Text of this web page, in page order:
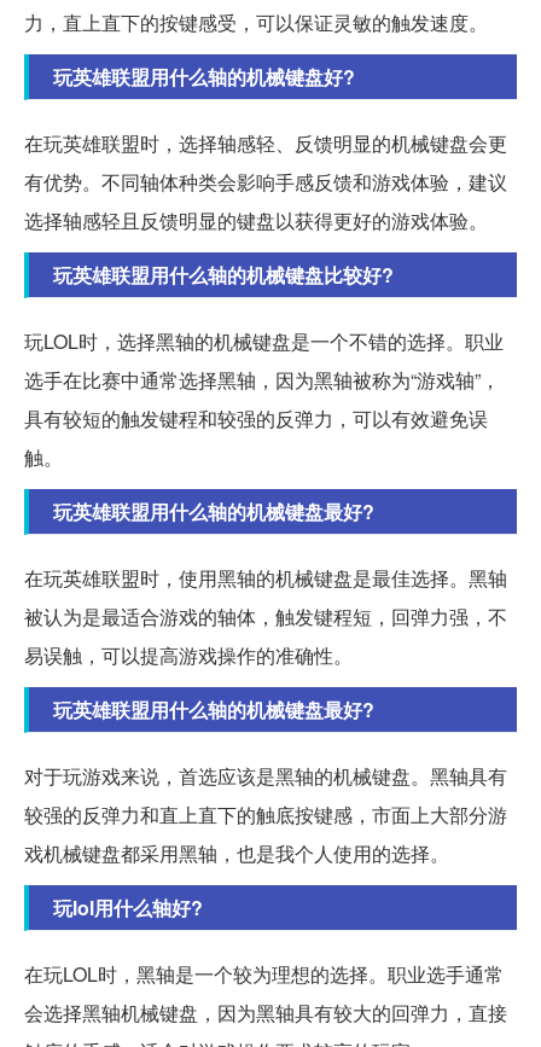
力，直上直下的按键感受，可以保证灵敏的触发速度。
玩英雄联盟用什么轴的机械键盘好?
在玩英雄联盟时，选择轴感轻、反馈明显的机械键盘会更
有优势。不同轴体种类会影响手感反馈和游戏体验，建议
选择轴感轻且反馈明显的键盘以获得更好的游戏体验。
玩英雄联盟用什么轴的机械键盘比较好?
玩LOL时，选择黑轴的机械键盘是一个不错的选择。职业
选手在比赛中通常选择黑轴，因为黑轴被称为“游戏轴”，
具有较短的触发键程和较强的反弹力，可以有效避免误
触。
玩英雄联盟用什么轴的机械键盘最好?
在玩英雄联盟时，使用黑轴的机械键盘是最佳选择。黑轴
被认为是最适合游戏的轴体，触发键程短，回弹力强，不
易误触，可以提高游戏操作的准确性。
玩英雄联盟用什么轴的机械键盘最好?
对于玩游戏来说，首选应该是黑轴的机械键盘。黑轴具有
较强的反弹力和直上直下的触底按键感，市面上大部分游
戏机械键盘都采用黑轴，也是我个人使用的选择。
玩lol用什么轴好?
在玩LOL时，黑轴是一个较为理想的选择。职业选手通常
会选择黑轴机械键盘，因为黑轴具有较大的回弹力，直接